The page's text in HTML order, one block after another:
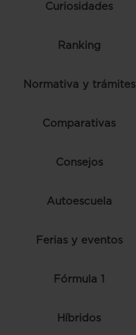
Curiosidades
Ranking
Normativa y trámites
Comparativas
Consejos
Autoescuela
Ferias y eventos
Fórmula 1
Híbridos